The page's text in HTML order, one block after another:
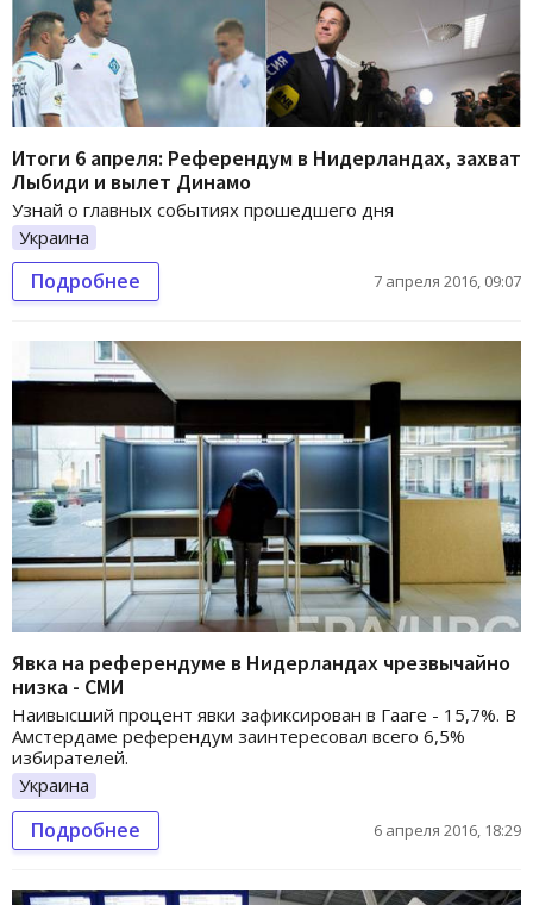
Итоги 6 апреля: Референдум в Нидерландах, захват
Лыбиди и вылет Динамо
Узнай о главных событиях прошедшего дня
Украина
Подробнее 7 апреля 2016, 09:07
Явка на референдуме в Нидерландах чрезвычайно
низка - СМИ
Наивысший процент явки зафиксирован в Гааге - 15,7%. В
Амстердаме референдум заинтересовал всего 6,5%
избирателей.
Украина
Подробнее 6 апреля 2016, 18:29